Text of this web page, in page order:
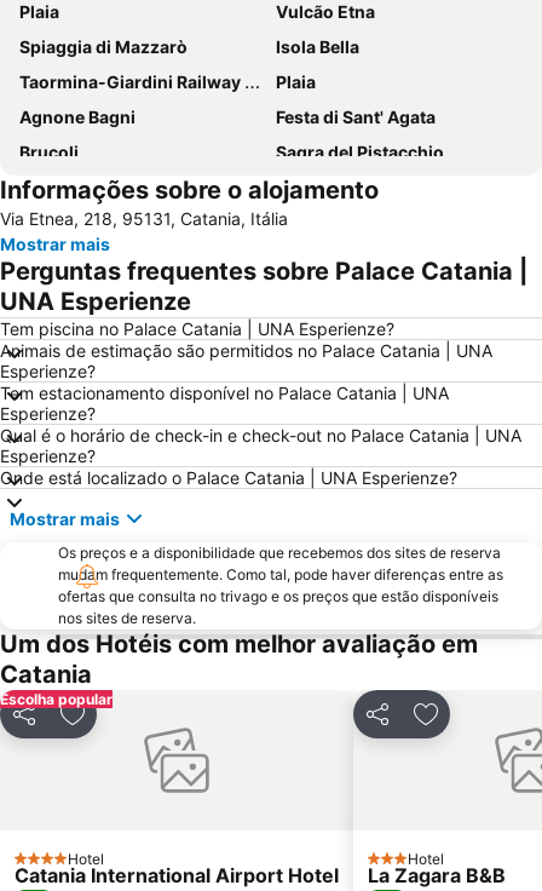
Plaia
Vulcão Etna
Spiaggia di Mazzarò
Isola Bella
Taormina-Giardini Railway Station
Plaia
Agnone Bagni
Festa di Sant' Agata
Brucoli
Sagra del Pistacchio
Palazzo dei Congressi
Piazza del Duomo
San Leone Rapisardi
Spiaggia Aci Castello
Sant'Isidoro Agricola
Recanati
Taormina-Giardini Station
Informações sobre o alojamento
Via Etnea, 218, 95131, Catania, Itália
Mostrar mais
Perguntas frequentes sobre Palace Catania |
UNA Esperienze
Tem piscina no Palace Catania | UNA Esperienze?
Animais de estimação são permitidos no Palace Catania | UNA
Esperienze?
Tem estacionamento disponível no Palace Catania | UNA
Esperienze?
Qual é o horário de check-in e check-out no Palace Catania | UNA
Esperienze?
Onde está localizado o Palace Catania | UNA Esperienze?
Mostrar mais
Os preços e a disponibilidade que recebemos dos sites de reserva
mudam frequentemente. Como tal, pode haver diferenças entre as
ofertas que consulta no trivago e os preços que estão disponíveis
nos sites de reserva.
Um dos Hotéis com melhor avaliação em
Catania
Escolha popular
PartilharAdicionar aos favoritos
4 Estrelas
Hotel
Catania International Airport Hotel
PartilharAdicionar
3 Estrelas
Hotel
La Zagara B&B